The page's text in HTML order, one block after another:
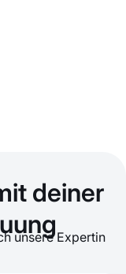
deiner
unsere Expertin